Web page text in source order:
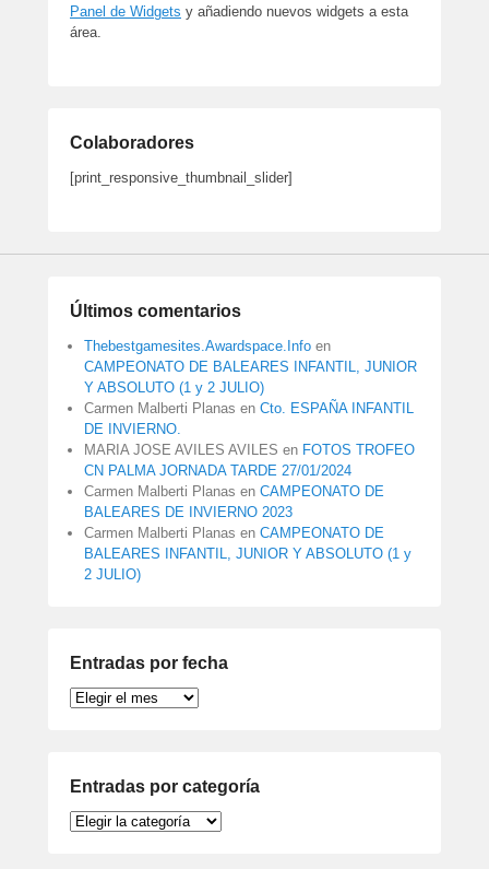
Panel de Widgets y añadiendo nuevos widgets a esta
área.
Colaboradores
[print_responsive_thumbnail_slider]
Últimos comentarios
Thebestgamesites.Awardspace.Info en
CAMPEONATO DE BALEARES INFANTIL, JUNIOR
Y ABSOLUTO (1 y 2 JULIO)
Carmen Malberti Planas en Cto. ESPAÑA INFANTIL
DE INVIERNO.
MARIA JOSE AVILES AVILES en FOTOS TROFEO
CN PALMA JORNADA TARDE 27/01/2024
Carmen Malberti Planas en CAMPEONATO DE
BALEARES DE INVIERNO 2023
Carmen Malberti Planas en CAMPEONATO DE
BALEARES INFANTIL, JUNIOR Y ABSOLUTO (1 y
2 JULIO)
Entradas por fecha
Entradas
Entradas por categoría
Entradas